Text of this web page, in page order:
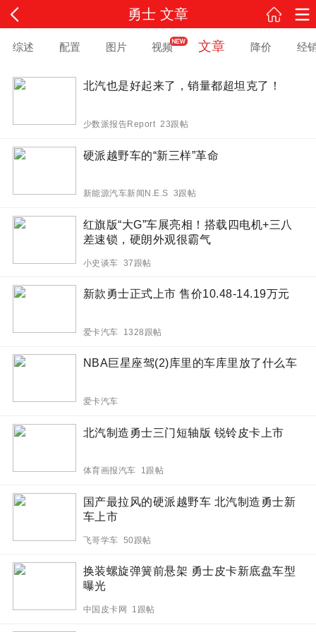
勇士 文章
综述 配置 图片 视频 文章 降价 经
北汽也是好起来了，销量都超坦克了！
少数派报告Report 23跟帖
硬派越野车的“新三样”革命
新能源汽车新闻N.E.S 3跟帖
红旗版“大G”车展亮相！搭载四电机+三八
差速锁，硬朗外观很霸气
小史谈车 37跟帖
新款勇士正式上市 售价10.48-14.19万元
爱卡汽车 1328跟帖
NBA巨星座驾(2)库里的车库里放了什么车
爱卡汽车
北汽制造勇士三门短轴版 锐铃皮卡上市
体育画报汽车 1跟帖
国产最拉风的硬派越野车 北汽制造勇士新
车上市
飞哥学车 50跟帖
换装螺旋弹簧前悬架 勇士皮卡新底盘车型
曝光
中国皮卡网 1跟帖